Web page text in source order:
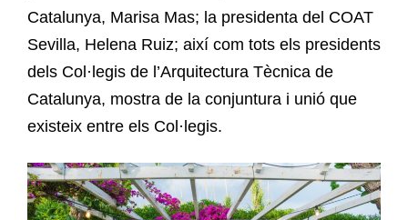
Catalunya, Marisa Mas; la presidenta del COAT
Sevilla, Helena Ruiz; així com tots els presidents
dels Col·legis de l’Arquitectura Tècnica de
Catalunya, mostra de la conjuntura i unió que
existeix entre els Col·legis.